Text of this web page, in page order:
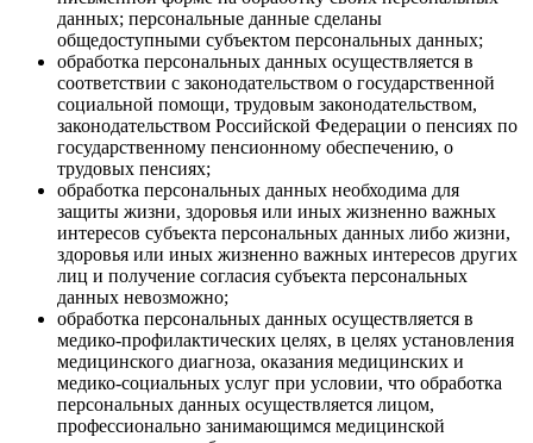
данных; персональные данные сделаны
общедоступными субъектом персональных данных;
обработка персональных данных осуществляется в
соответствии с законодательством о государственной
социальной помощи, трудовым законодательством,
законодательством Российской Федерации о пенсиях по
государственному пенсионному обеспечению, о
трудовых пенсиях;
обработка персональных данных необходима для
защиты жизни, здоровья или иных жизненно важных
интересов субъекта персональных данных либо жизни,
здоровья или иных жизненно важных интересов других
лиц и получение согласия субъекта персональных
данных невозможно;
обработка персональных данных осуществляется в
медико-профилактических целях, в целях установления
медицинского диагноза, оказания медицинских и
медико-социальных услуг при условии, что обработка
персональных данных осуществляется лицом,
профессионально занимающимся медицинской